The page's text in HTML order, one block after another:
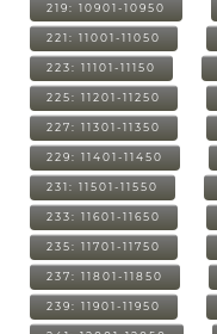
219: 10901-10950
221: 11001-11050
223: 11101-11150
225: 11201-11250
227: 11301-11350
229: 11401-11450
231: 11501-11550
233: 11601-11650
235: 11701-11750
237: 11801-11850
239: 11901-11950